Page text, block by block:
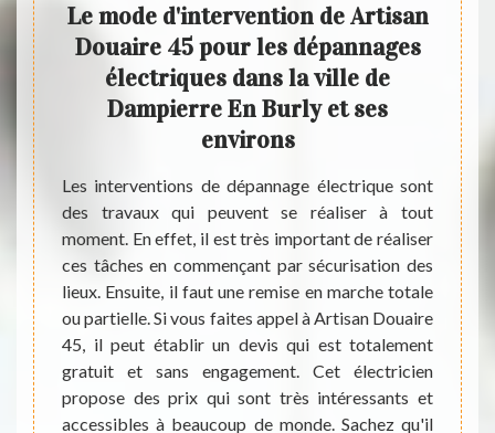
très
être
pour
ces
très
la
main
des
à
et
Le mode d'intervention de Artisan
Douaire 45 pour les dépannages
électriques dans la ville de
Dampierre En Burly et ses
environs
Les interventions de dépannage électrique sont
des travaux qui peuvent se réaliser à tout
moment. En effet, il est très important de réaliser
ces tâches en commençant par sécurisation des
lieux. Ensuite, il faut une remise en marche totale
ou partielle. Si vous faites appel à Artisan Douaire
45, il peut établir un devis qui est totalement
gratuit et sans engagement. Cet électricien
propose des prix qui sont très intéressants et
accessibles à beaucoup de monde. Sachez qu'il
en
le